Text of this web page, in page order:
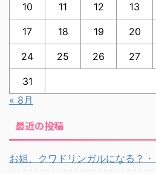
10 11 12 13
17 18 19 20
24 25 26 27
31
« 8月
最近の投稿
お姐、クワドリンガルになる？